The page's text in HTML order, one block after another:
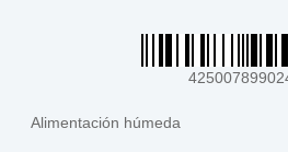
Alimentación húmeda